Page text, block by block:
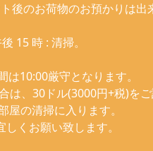
後のお荷物のお預かりは出
15 時 : 清掃。
10:00厳守となります。
、30ドル(3000円+税)をご
屋の清掃に入ります。
くお願い致します。